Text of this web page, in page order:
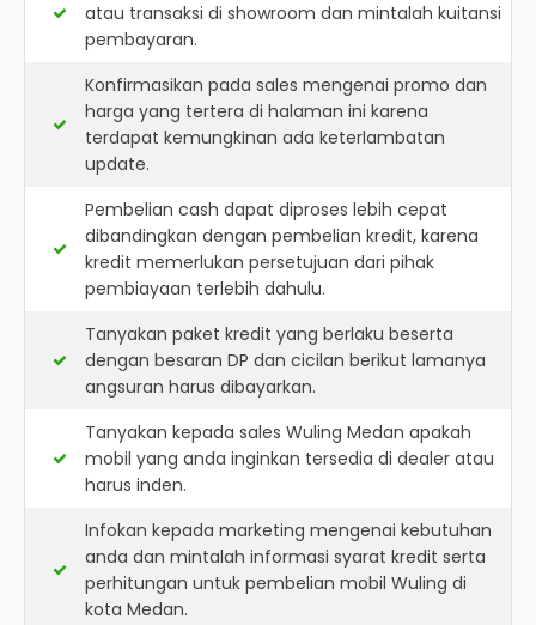
atau transaksi di showroom dan mintalah kuitansi
pembayaran.
Konfirmasikan pada sales mengenai promo dan
harga yang tertera di halaman ini karena
terdapat kemungkinan ada keterlambatan
update.
Pembelian cash dapat diproses lebih cepat
dibandingkan dengan pembelian kredit, karena
kredit memerlukan persetujuan dari pihak
pembiayaan terlebih dahulu.
Tanyakan paket kredit yang berlaku beserta
dengan besaran DP dan cicilan berikut lamanya
angsuran harus dibayarkan.
Tanyakan kepada sales Wuling Medan apakah
mobil yang anda inginkan tersedia di dealer atau
harus inden.
Infokan kepada marketing mengenai kebutuhan
anda dan mintalah informasi syarat kredit serta
perhitungan untuk pembelian mobil Wuling di
kota Medan.